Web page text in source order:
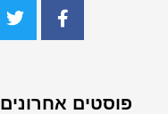
פוסטים אחרונים